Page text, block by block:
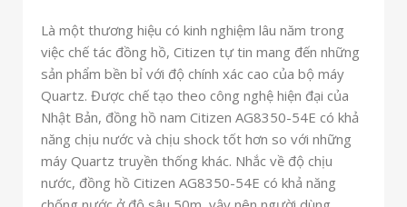
Là một thương hiệu có kinh nghiệm lâu năm trong
việc chế tác đồng hồ, Citizen tự tin mang đến những
sản phẩm bền bỉ với độ chính xác cao của bộ máy
Quartz. Được chế tạo theo công nghệ hiện đại của
Nhật Bản, đồng hồ nam Citizen AG8350-54E có khả
năng chịu nước và chịu shock tốt hơn so với những
máy Quartz truyền thống khác. Nhắc về độ chịu
nước, đồng hồ Citizen AG8350-54E có khả năng